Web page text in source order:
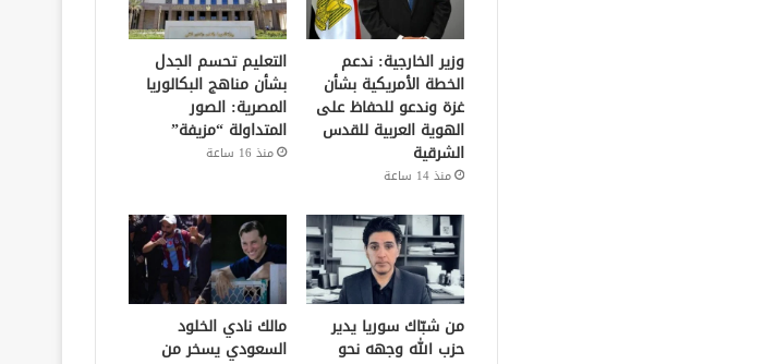
وزير الخارجية: ندعم
الخطة الأمريكية بشأن
غزة وندعو للحفاظ على
الهوية العربية للقدس
الشرقية
منذ 14 ساعة
التعليم تحسم الجدل
بشأن مناهج البكالوريا
المصرية: الصور
المتداولة “مزيفة”
منذ 16 ساعة
من شبّاك سوريا يدير
حزب الله وجهه نحو
مالك نادي الخلود
السعودي يسخر من